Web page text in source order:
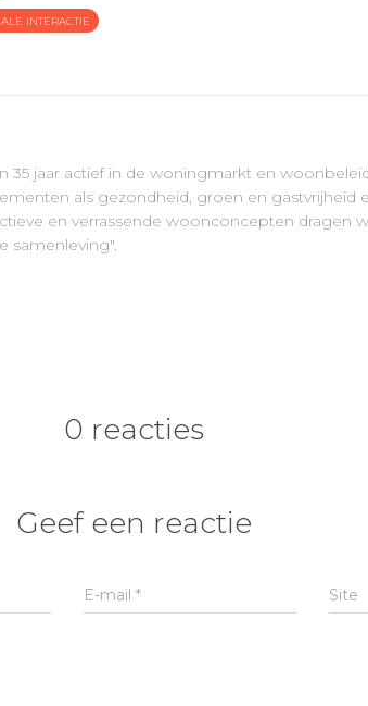
INTERACTIE
35 jaar actief in de woningmarkt en
als gezondheid, groen en gastvrijheid
en verrassende woonconcepten dragen
samenleving".
0 reacties
Geef een reactie
E-mail* Site